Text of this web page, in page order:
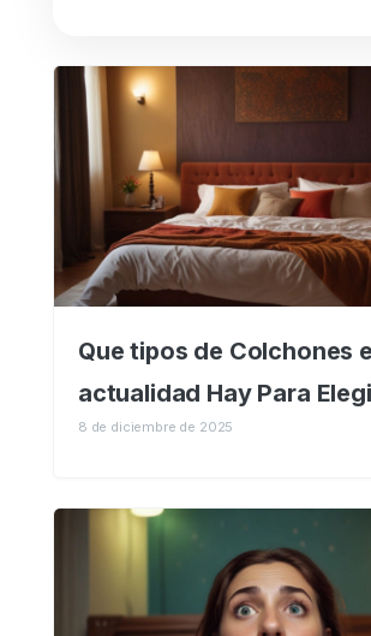
Que tipos de Colchones
actualidad Hay Para
8 de diciembre de 2025